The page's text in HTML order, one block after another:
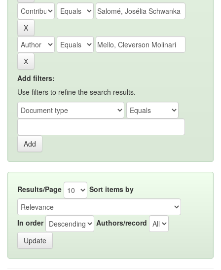
Add filters:
Use filters to refine the search results.
Results/Page Sort items by
In order Authors/record